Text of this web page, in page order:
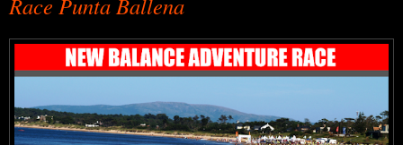
Race Punta Ballena